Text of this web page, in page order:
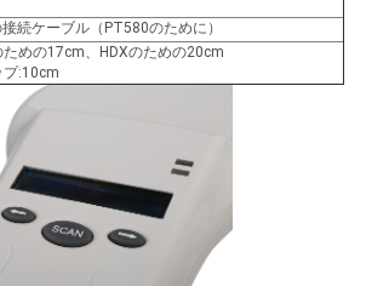
続ケーブル（PT580のために）
ための17cm、HDXのための20cm
プ:10cm